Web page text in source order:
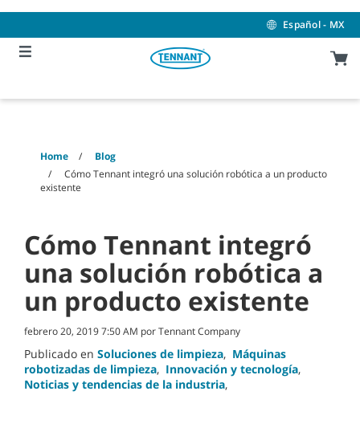
content
navigation
menu
Español - MX
Home
Blog
Cómo Tennant integró una solución robótica a un producto
existente
Cómo Tennant integró
una solución robótica a
un producto existente
febrero 20, 2019 7:50 AM por Tennant Company
Publicado en Soluciones de limpieza, Máquinas
robotizadas de limpieza, Innovación y tecnología,
Noticias y tendencias de la industria,